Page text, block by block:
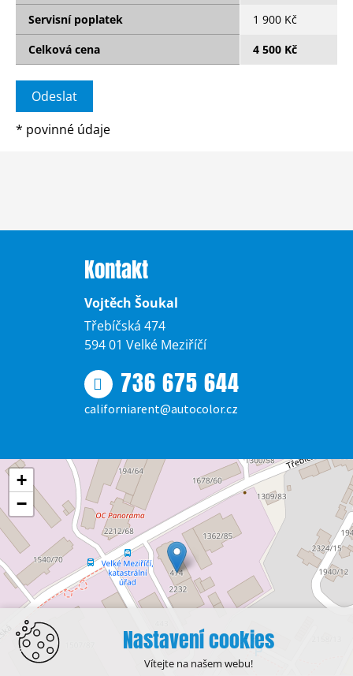
Servisní poplatek
1 900 Kč
Celková cena
4 500 Kč
* povinné údaje
Kontakt
Vojtěch Šoukal
Třebíčská 474
594 01 Velké Meziříčí
736 675 644
californiarent@autocolor.cz
+
−
Nastavení cookies
Vítejte na našem webu!